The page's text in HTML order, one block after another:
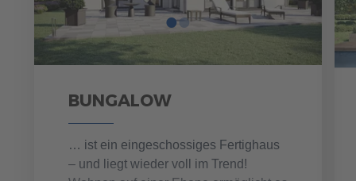
••
BUNGALOW
… ist ein eingeschossiges Fertighaus
– und liegt wieder voll im Trend!